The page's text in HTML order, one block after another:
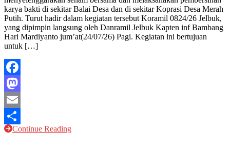
BAKTI
DI
DESA
SUCOPANGEPOK
karya bakti di sekitar Balai Desa dan di sekitar Koprasi Desa Merah
Putih. Turut hadir dalam kegiatan tersebut Koramil 0824/26 Jelbuk,
yang dipimpin langsung oleh Danramil Jelbuk Kapten inf Bambang
Hari Mardiyanto jum’at(24/07/26) Pagi. Kegiatan ini bertujuan
untuk […]
Facebook
Mastodon
Email
ShareContinue Reading